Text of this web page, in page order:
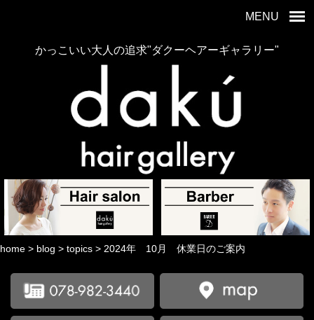
MENU
かっこいい大人の追求"ダクーヘアーギャラリー"
home > blog > topics > 2024年 10月 休業日のご案内